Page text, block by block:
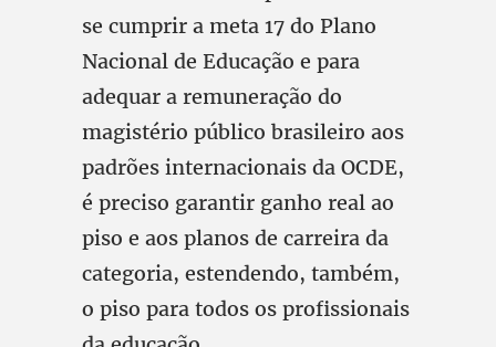
se cumprir a meta 17 do Plano
Nacional de Educação e para
adequar a remuneração do
magistério público brasileiro aos
padrões internacionais da OCDE,
é preciso garantir ganho real ao
piso e aos planos de carreira da
categoria, estendendo, também,
o piso para todos os profissionais